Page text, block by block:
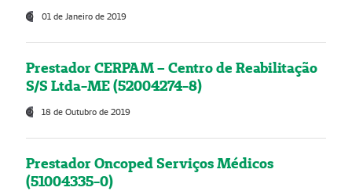
01 de Janeiro de 2019
Prestador CERPAM – Centro de Reabilitação
S/S Ltda-ME (52004274-8)
18 de Outubro de 2019
Prestador Oncoped Serviços Médicos
(51004335-0)